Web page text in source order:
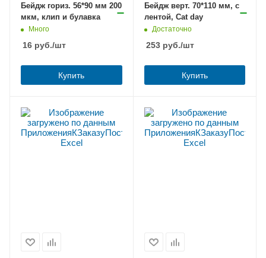
Бейдж гориз. 56*90 мм 200
мкм, клип и булавка
Много
16 руб./шт
Купить
Бейдж верт. 70*110 мм, с
лентой, Cat day
Достаточно
253руб./шт
Купить